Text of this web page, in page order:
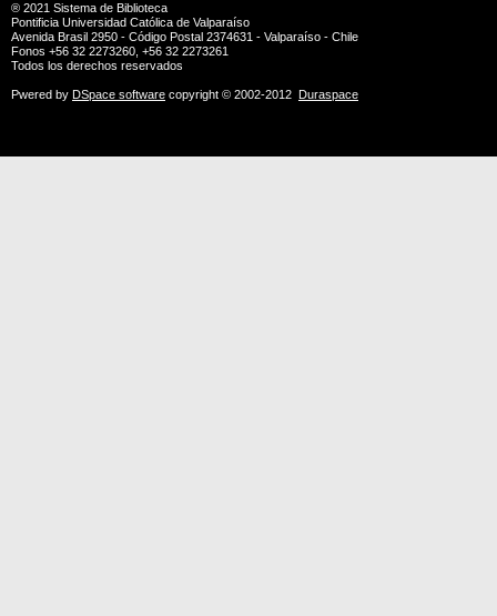
® 2021 Sistema de Biblioteca
Pontificia Universidad Católica de Valparaíso
Avenida Brasil 2950 - Código Postal 2374631 - Valparaíso - Chile
Fonos +56 32 2273260, +56 32 2273261
Todos los derechos reservados
Pwered by DSpace software copyright © 2002-2012 Duraspace